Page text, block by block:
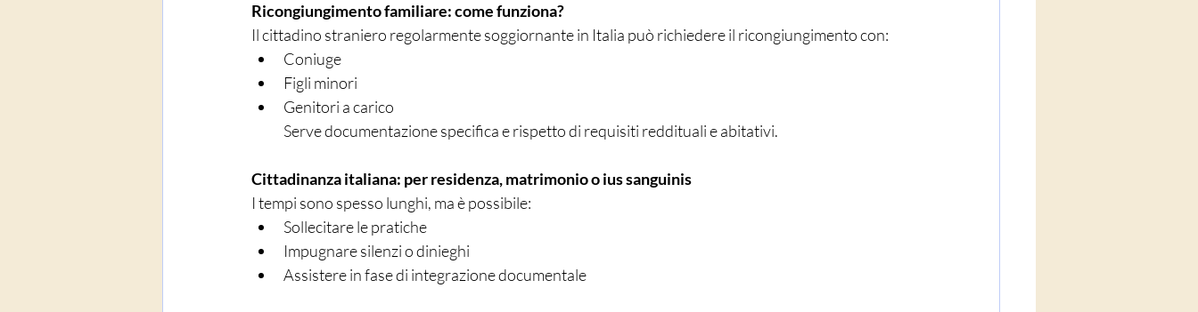
Ricongiungimento familiare: come funziona?
Il cittadino straniero regolarmente soggiornante in Italia può richiedere il ricongiungimento con:
Coniuge
Figli minori
Genitori a carico
Serve documentazione specifica e rispetto di requisiti reddituali e abitativi.
Cittadinanza italiana: per residenza, matrimonio o ius sanguinis
I tempi sono spesso lunghi, ma è possibile:
Sollecitare le pratiche
Impugnare silenzi o dinieghi
Assistere in fase di integrazione documentale